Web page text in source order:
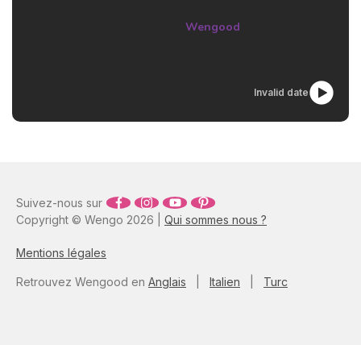
Wengood
Invalid date
Copyright © Wengo 2026 | Qui sommes nous ?
Mentions légales
Suivez-nous sur
Retrouvez Wengood en Anglais Italien Turc